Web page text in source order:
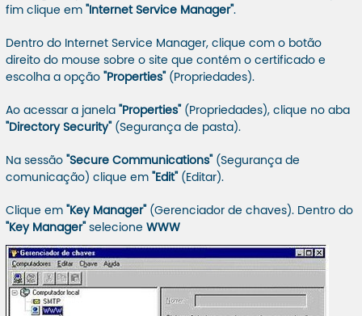
fim clique em
"Internet Service Manager" .
Dentro do Internet Service Manager, clique com o botão
direito do mouse sobre o site que contém o certificado e
escolha a opção
"Properties" (Propriedades).
Ao acessar a janela "Properties" (Propriedades), clique no aba
"Directory Security" (Segurança de pasta).
Na sessão "Secure Communications" (Segurança de
comunicação) clique em
"Edit" (Editar).
Clique em "Key Manager" (Gerenciador de chaves). Dentro do
"Key Manager" selecione WWW